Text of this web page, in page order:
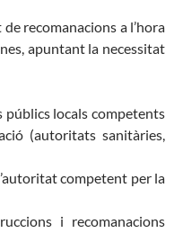
recomanacions a l’hora
apuntant la necessitat
locals competents
(autoritats sanitàries,
competent per la
i recomanacions